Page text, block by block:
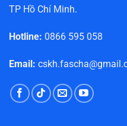
TP Hồ Chí Minh.
Hotline: 0866 595 058
Email: